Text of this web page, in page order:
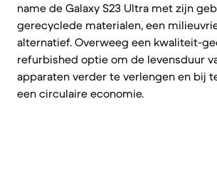
name de Galaxy S23 Ultra met zijn
gerecyclede materialen, een
alternatief. Overweeg een kwaliteit-
refurbished optie om de levensduur
apparaten verder te verlengen en bij
een circulaire economie.